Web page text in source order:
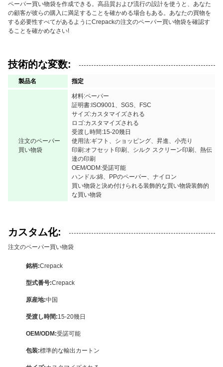
ペーパー買い物袋を作成できる。高品質および流行の設計を使うと、あなた
の顧客が彼らの購入に満足することを確かめる場合もある。あなたの買物を
する必要性すべてがあるようにCrepackの注文のペーパー買い物袋を確認す
ることを確かめなさい!
技術的な変数:
製品名 指定
注文のペーパー
買い物袋
材料:ペーパー
証明書:ISO9001、SGS、FSC
サイズ:カスタマイズされる
ロゴ:カスタマイズされる
受渡し時間:15-20幾日
使用法:ギフト、ショッピング、昇進、小売り
印刷:オフセット印刷、シルク スクリーン印刷、熱伝
達の印刷
OEM/ODM:受諾可能
ハンドル:綿、PPのペーパー、ナイロン
買い物袋と決め付けられる装飾的な買い物袋装飾的
な買い物袋
カスタム化:
注文のペーパー買い物袋
銘柄:Crepack
型式番号:Crepack
原産地:中国
受渡し時間:15-20幾日
OEM/ODM:受諾可能
包装:標準的な輸出カートン